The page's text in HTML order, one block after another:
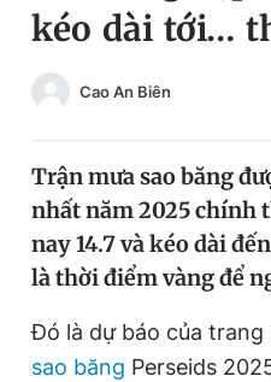
Chuyên mục khác
Chào ngày mới
Video
Sản phẩm khác
Tiện ích
kéo dài tới…
Cao An Biên
Trận mưa sao băng
nhất năm 2025 chính
nay 14.7 và kéo dài
là thời điểm vàng để
Đó là dự báo của trang
sao băng Perseids